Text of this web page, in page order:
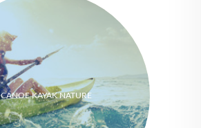
CANOE KAYAK NATURE